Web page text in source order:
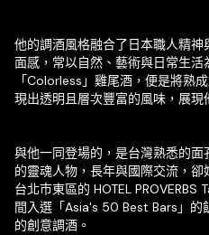
他的調酒風格融合了日本職人精
面感，常以自然、藝術與日常生活
「Colorless」雞尾酒，便是將熟
現出透明且層次豐富的風味，展現
與他一同登場的，是台灣熟悉的面
的靈魂人物，長年與國際交流，卻
台北市東區的 HOTEL
間入選「Asia's 50 Best Bars」的
的創意調酒。